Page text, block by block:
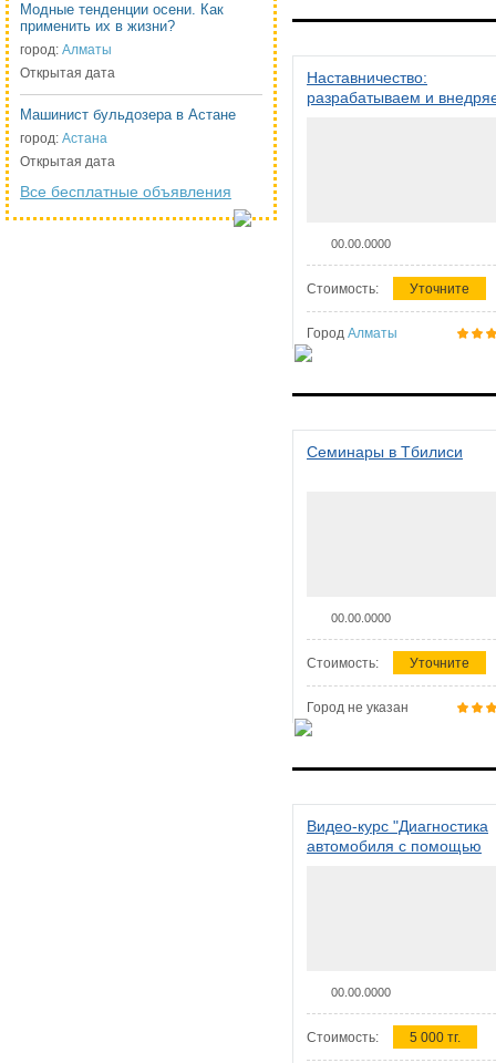
Модные тенденции осени. Как
применить их в жизни?
город: Алматы
Открытая дата
Машинист бульдозера в Астане
город: Астана
Открытая дата
Все бесплатные объявления
Наставничество:
разрабатываем и
00.00.0000
Стоимость: Уточните
Город Алматы
Семинары в Тбилиси
00.00.0000
Стоимость: Уточните
Город не указан
Видео-курс "Диагностика
автомобиля с помощью
00.00.0000
Стоимость: 5 000 тг.